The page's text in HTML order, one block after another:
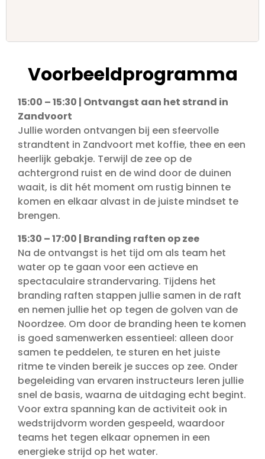
Voorbeeldprogramma
15:00 – 15:30 | Ontvangst aan het strand in
Zandvoort
Jullie worden ontvangen bij een sfeervolle
strandtent in Zandvoort met koffie, thee en een
heerlijk gebakje. Terwijl de zee op de
achtergrond ruist en de wind door de duinen
waait, is dit hét moment om rustig binnen te
komen en elkaar alvast in de juiste mindset te
brengen.
15:30 – 17:00 | Branding raften op zee
Na de ontvangst is het tijd om als team het
water op te gaan voor een actieve en
spectaculaire strandervaring. Tijdens het
branding raften stappen jullie samen in de raft
en nemen jullie het op tegen de golven van de
Noordzee. Om door de branding heen te komen
is goed samenwerken essentieel: alleen door
samen te peddelen, te sturen en het juiste
ritme te vinden bereik je succes op zee. Onder
begeleiding van ervaren instructeurs leren jullie
snel de basis, waarna de uitdaging echt begint.
Voor extra spanning kan de activiteit ook in
wedstrijdvorm worden gespeeld, waardoor
teams het tegen elkaar opnemen in een
energieke strijd op het water.